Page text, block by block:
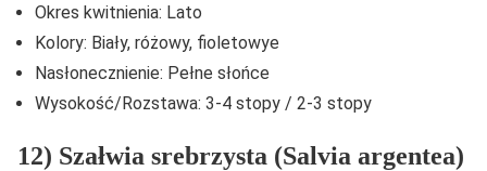
Okres kwitnienia: Lato
Kolory: Biały, różowy, fioletowye
Nasłonecznienie: Pełne słońce
Wysokość/Rozstawa: 3-4 stopy / 2-3 stopy
12) Szałwia srebrzysta (Salvia argentea)